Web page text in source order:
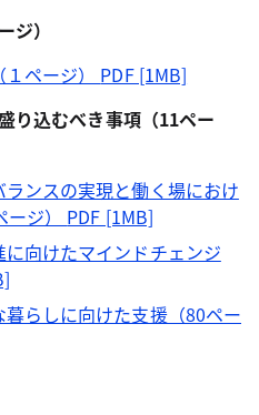
ジ）
ページ） PDF [1MB]
り込むべき事項（11ペー
ンスの実現と働く場におけ
ジ） PDF [1MB]
向けたマインドチェンジ
らしに向けた支援（80ペー